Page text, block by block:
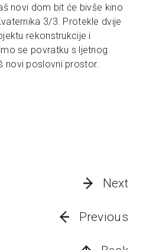
novi dom bit će bivše kino
3/3. Protekle dvije
rekonstrukcije i
se povratku s ljetnog
novi poslovni prostor.
Next
Previous